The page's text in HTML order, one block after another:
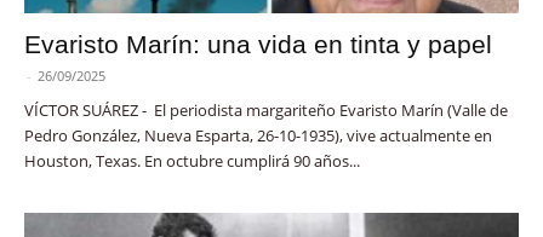
Evaristo Marín: una vida en tinta y papel
- 26/09/2025
VÍCTOR SUÁREZ - El periodista margariteño Evaristo Marín (Valle de
Pedro González, Nueva Esparta, 26-10-1935), vive actualmente en
Houston, Texas. En octubre cumplirá 90 años...